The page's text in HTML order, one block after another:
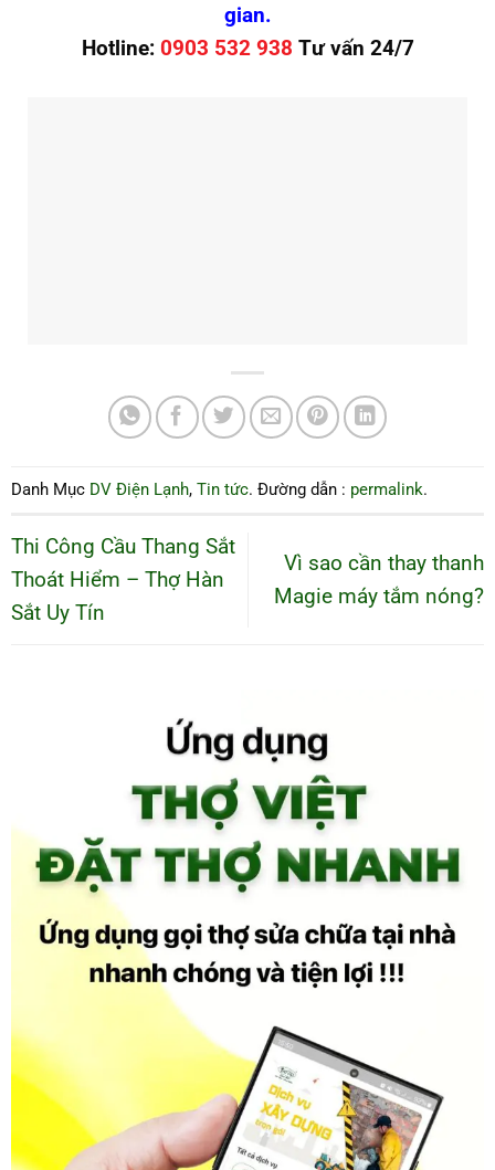
gian.
Hotline: 0903 532 938 Tư vấn 24/7
Danh Mục DV Điện Lạnh, Tin tức. Đường dẫn : permalink.
Thi Công Cầu Thang Sắt
Thoát Hiểm – Thợ Hàn
Sắt Uy Tín
Vì sao cần thay thanh
Magie máy tắm nóng?